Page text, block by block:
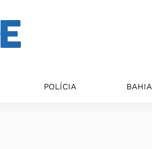
POLÍCIA BAHIA